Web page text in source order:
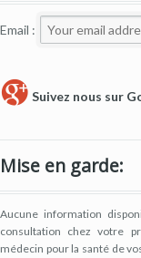
Email :
Suivez nous sur
Mise en garde:
Aucune information
consultation chez votre
médecin pour la santé de